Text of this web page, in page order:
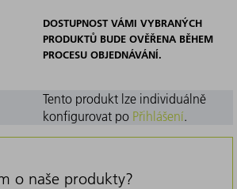
DOSTUPNOST VÁMI VYBRANÝCH
PRODUKTŮ BUDE OVĚŘENA BĚHEM
PROCESU OBJEDNÁVÁNÍ.
Tento produkt lze individuálně
konfigurovat po Přihlášení.
o naše produkty?